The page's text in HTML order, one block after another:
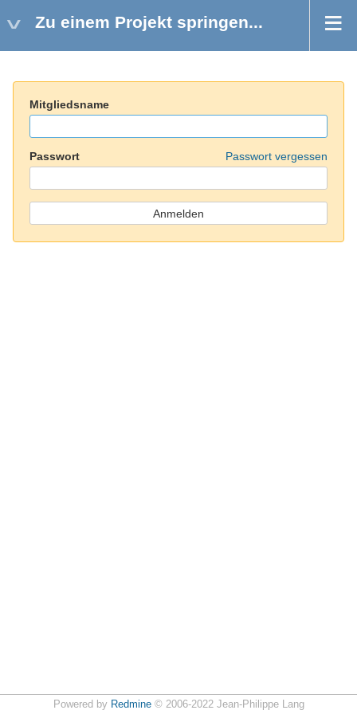
Zu einem Projekt springen...
Mitgliedsname
Passwort Passwort vergessen
Powered by Redmine© 2006-2022 Jean-Philippe Lang